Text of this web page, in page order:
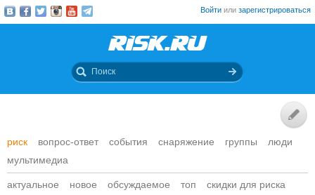
Войти или зарегистрироваться
риск вопрос-ответ события снаряжение группы
люди
мультимедиа
актуальное новое обсуждаемое топ скидки для риска